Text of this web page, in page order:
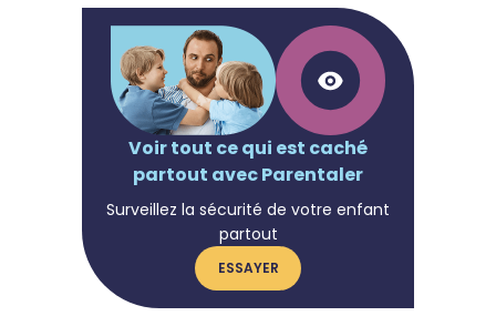
Voir tout ce qui est caché
partout avec Parentaler
Surveillez la sécurité de votre enfant
partout
ESSAYER